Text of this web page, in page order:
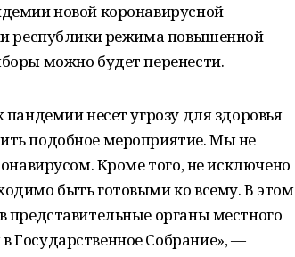
новой коронавирусной
республики режима повышенной
можно будет перенести.
несет угрозу для здоровья
подобное мероприятие. Мы не
Кроме того, не исключено
быть готовыми ко всему. В этом
представительные органы местного
Государственное Собрание», —